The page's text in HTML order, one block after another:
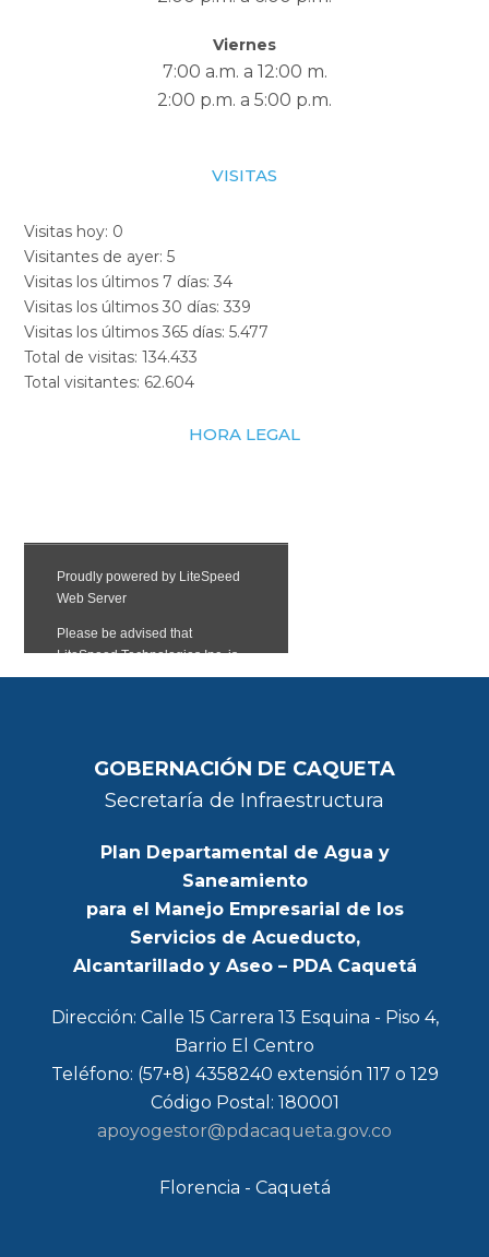
Viernes
7:00 a.m. a 12:00 m.
2:00 p.m. a 5:00 p.m.
VISITAS
Visitas hoy: 0
Visitantes de ayer:5
Visitas los últimos 7 días:34
Visitas los últimos 30 días:339
Visitas los últimos 365 días:5.477
Total de visitas:134.433
Total visitantes: 62.604
HORA LEGAL
GOBERNACIÓN DE CAQUETA
Secretaría de Infraestructura
Plan Departamental de Agua y
Saneamiento
para el Manejo Empresarial de los
Servicios de Acueducto,
Alcantarillado y Aseo – PDA Caquetá
Dirección: Calle 15 Carrera 13 Esquina - Piso 4,
Barrio El Centro
Teléfono: (57+8) 4358240 extensión 117 o 129
Código Postal: 180001
apoyogestor@pdacaqueta.gov.co
Florencia - Caquetá